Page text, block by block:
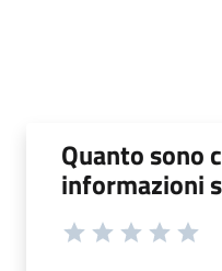
Quanto sono
informazioni